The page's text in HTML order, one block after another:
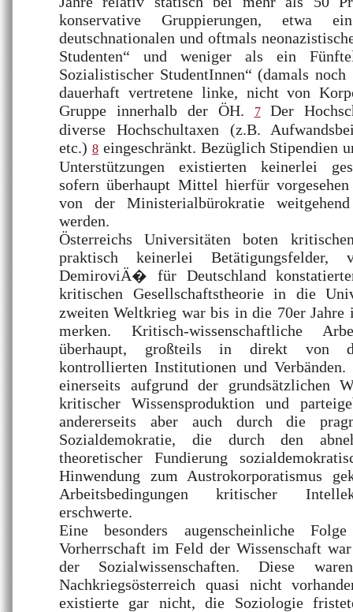
konservative Gruppierungen,
deutschnationalen und oftmals
Studenten“ und weniger als ein
Sozialistischer StudentInnen“ (damals
dauerhaft vertretene linke, nicht von
Gruppe innerhalb der ÖH.
7Der
diverse Hochschultaxen (z.B.
etc.) 8eingeschränkt. Bezüglich Stipendien
Unterstützungen existierten keinerlei
sofern überhaupt Mittel hierfür
von der Ministerialbürokratie
werden.
Österreichs Universitäten boten
praktisch keinerlei
DemiroviÄ� für Deutschland
kritischen Gesellschaftstheorie in die
zweiten Weltkrieg war bis in die 70er Jahre
merken. Kritisch-wissenschaftliche
überhaupt, großteils in direkt von
kontrollierten Institutionen und
einerseits aufgrund der grundsätzlichen
kritischer Wissensproduktion und
andererseits aber auch durch die
Sozialdemokratie, die durch den
theoretischer Fundierung
Hinwendung zum Austrokorporatismus
Arbeitsbedingungen kritischer
erschwerte.
Eine besonders augenscheinliche
Vorherrschaft im Feld der Wissenschaft
der Sozialwissenschaften. Diese
Nachkriegsösterreich quasi nicht
existierte gar nicht, die Soziologie